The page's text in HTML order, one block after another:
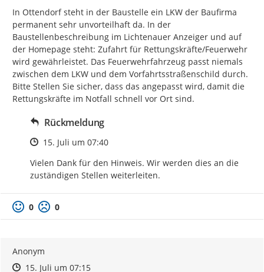
In Ottendorf steht in der Baustelle ein LKW der Baufirma
permanent sehr unvorteilhaft da. In der
Baustellenbeschreibung im Lichtenauer Anzeiger und auf
der Homepage steht: Zufahrt für Rettungskräfte/Feuerwehr
wird gewährleistet. Das Feuerwehrfahrzeug passt niemals
zwischen dem LKW und dem Vorfahrtsstraßenschild durch.
Bitte Stellen Sie sicher, dass das angepasst wird, damit die
Rettungskräfte im Notfall schnell vor Ort sind.
Rückmeldung
Zeitpunkt des Erstellens
15. Juli um 07:40
Vielen Dank für den Hinweis. Wir werden dies an die
zuständigen Stellen weiterleiten.
0 0
Anonym
Zeitpunkt des Erstellens
Zeitpunkt des Erstellens
15. Juli um 07:15Zur Äußerung